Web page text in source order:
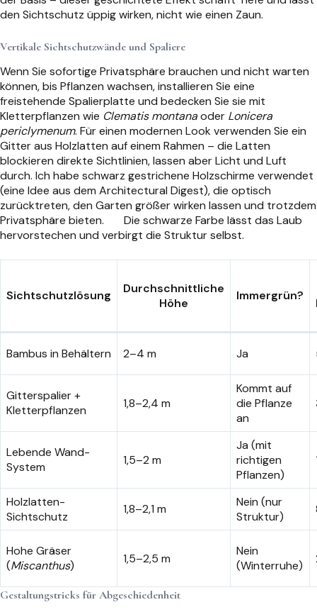
den Sichtschutz üppig wirken, nicht wie einen Zaun.
Vertikale Sichtschutzwände und Spaliere
Wenn Sie sofortige Privatsphäre brauchen und nicht warten
können, bis Pflanzen wachsen, installieren Sie eine
freistehende Spalierplatte und bedecken Sie sie mit
Kletterpflanzen wie Clematis montanaoder Lonicera
periclymenum. Für einen modernen Look verwenden Sie ein
Gitter aus Holzlatten auf einem Rahmen – die Latten
blockieren direkte Sichtlinien, lassen aber Licht und Luft
durch. Ich habe schwarz gestrichene Holzschirme verwendet
(eine Idee aus dem Architectural Digest), die optisch
zurücktreten, den Garten größer wirken lassen und trotzdem
Privatsphäre bieten.
Die schwarze Farbe lässt das Laub
hervorstechen und verbirgt die Struktur selbst.
Sichtschutzlösung
Durchschnittliche
Höhe
Immergrün?
Bambus in Behältern 2–4 m Ja
Gitterspalier +
Kletterpflanzen
1,8–2,4 m
Kommt auf
die Pflanze
an
Lebende Wand-
System
1,5–2 m
Ja (mit
richtigen
Pflanzen)
Holzlatten-
Sichtschutz
1,8–2,1 m
Nein (nur
Struktur)
Hohe Gräser
(Miscanthus) 1,5–2,5 m
Nein
(Winterruhe)
Gestaltungstricks für Abgeschiedenheit